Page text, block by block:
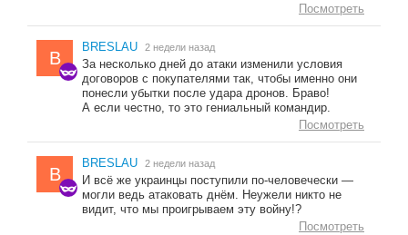
Посмотреть
B
BRESLAU 2 недели назад
За несколько дней до атаки изменили условия
договоров с покупателями так, чтобы именно они
понесли убытки после удара дронов. Браво!
А если честно, то это гениальный командир.
Посмотреть
B
BRESLAU 2 недели назад
И всё же украинцы поступили по-человечески —
могли ведь атаковать днём. Неужели никто не
видит, что мы проигрываем эту войну!?
Посмотреть